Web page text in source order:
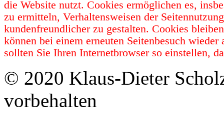
die Website nutzt. Cookies ermöglichen es,
zu ermitteln, Verhaltensweisen der
kundenfreundlicher zu gestalten. Cookies
können bei einem erneuten Seitenbesuch
sollten Sie Ihren Internetbrowser so einstellen,
© 2020 Klaus-Dieter
vorbehalten